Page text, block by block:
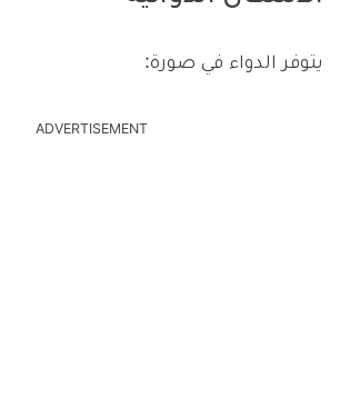
يتوفر الدواء في صورة:
ADVERTISEMENT